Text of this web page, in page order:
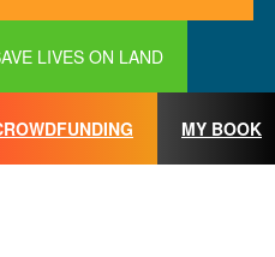
LIVES ON LAND
MY BOOK